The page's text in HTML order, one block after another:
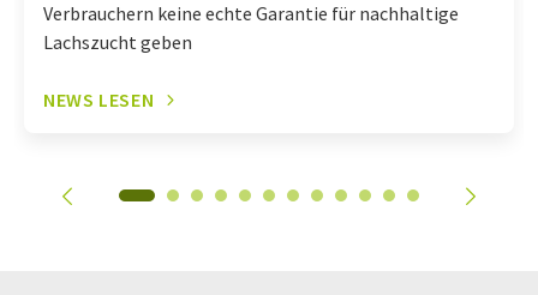
Verbrauchern keine echte Garantie für nachhaltige
Lachszucht geben
NEWS LESEN